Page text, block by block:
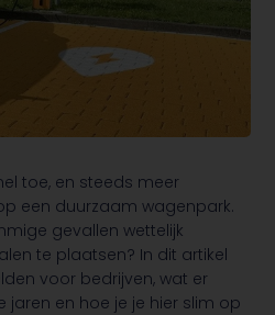
toe, en steeds meer
een duurzaam wagenpark.
gevallen wettelijk
te plaatsen? In dit artikel
voor bedrijven, wat er
en hoe je je hier slim op